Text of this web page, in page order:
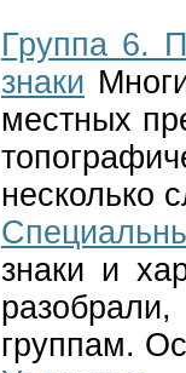
Группа 6.
знаки
местных
несколько
знаки и
разобрали,
группам.